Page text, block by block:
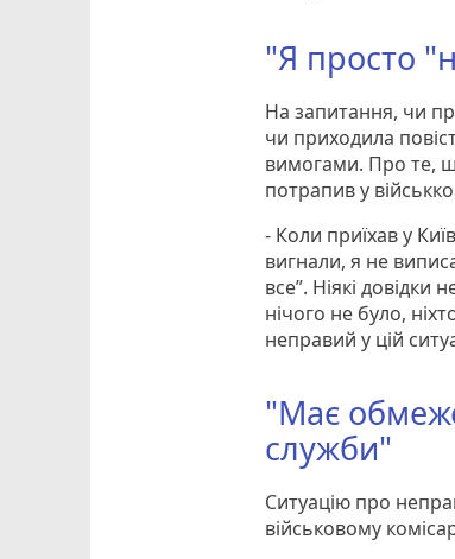
"Я просто
На запитання, чи
чи приходила
вимогами. Про те,
потрапив у
- Коли приїхав у
вигнали, я не
все”. Ніякі
нічого не було,
неправий у цій
"Має
служби"
Ситуацію про
військовому